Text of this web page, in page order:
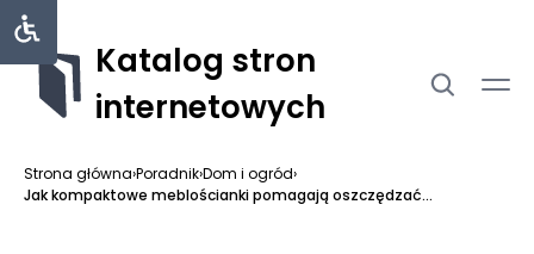
Katalog stron
internetowych
Strona główna›Poradnik›Dom i ogród›
Jak kompaktowe meblościanki pomagają oszczędzać...